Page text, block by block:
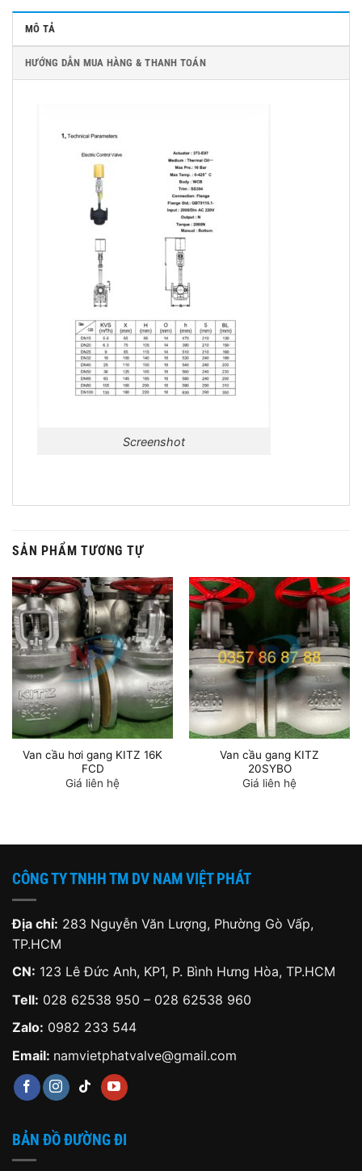
MÔ TẢ
HƯỚNG DẪN MUA HÀNG & THANH TOÁN
Screenshot
SẢN PHẨM TƯƠNG TỰ
Van cầu hơi gang KITZ 16K
FCD
Giá liên hệ
Van cầu gang KITZ
20SYBO
Giá liên hệ
CÔNG TY TNHH TM DV NAM VIỆT PHÁT
Địa chỉ: 283 Nguyễn Văn Lượng, Phường Gò Vấp,
TP.HCM
CN: 123 Lê Đức Anh, KP1, P. Bình Hưng Hòa, TP.HCM
Tell: 028 62538 950 – 028 62538 960
Zalo: 0982 233 544
Email: namvietphatvalve@gmail.com
BẢN ĐỒ ĐƯỜNG ĐI